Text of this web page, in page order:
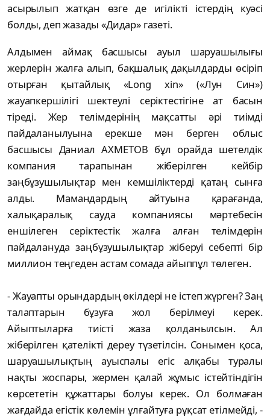
асырылып жатқан өзге де игілікті істердің куәсі
болды, деп жазады «Дидар» газеті.
Алдымен аймақ басшысы ауыл шаруашылығы
жерлерін жалға алып, бақшалық дақылдарды өсіріп
отырған қытайлық «Long xin» («Лун Син»)
жауапкершілігі шектеулі серіктестігіне ат басын
тіреді. Жер телімдерінің мақсатты әрі тиімді
пайдаланылуына ерекше мән берген облыс
басшысы Даниал АХМЕТОВ бұл орайда шетелдік
компания тарапынан жіберілген кейбір
заңбұзушылықтар мен кемшіліктерді қатаң сынға
алды. Мамандардың айтуына қарағанда,
халықаралық сауда компаниясы мәртебесін
еншілеген серіктестік жалға алған телімдерін
пайдалануда заңбұзушылықтар жіберуі себепті бір
миллион теңгеден астам сомада айыппұл төлеген.
- Жауапты орындардың өкілдері не істеп жүрген? Заң
талаптарын бұзуға жол берілмеуі керек.
Айыптыларға тиісті жаза қолданылсын. Ал
жіберілген қателікті дереу түзетілсін. Сонымен қоса,
шаруашылықтың ауыспалы егіс алқабы туралы
нақты жоспары, жермен қалай жұмыс істейтіндігін
көрсететін құжаттары болуы керек. Ол болмаған
жағдайда егістік көлемін ұлғайтуға рұқсат етілмейді, -